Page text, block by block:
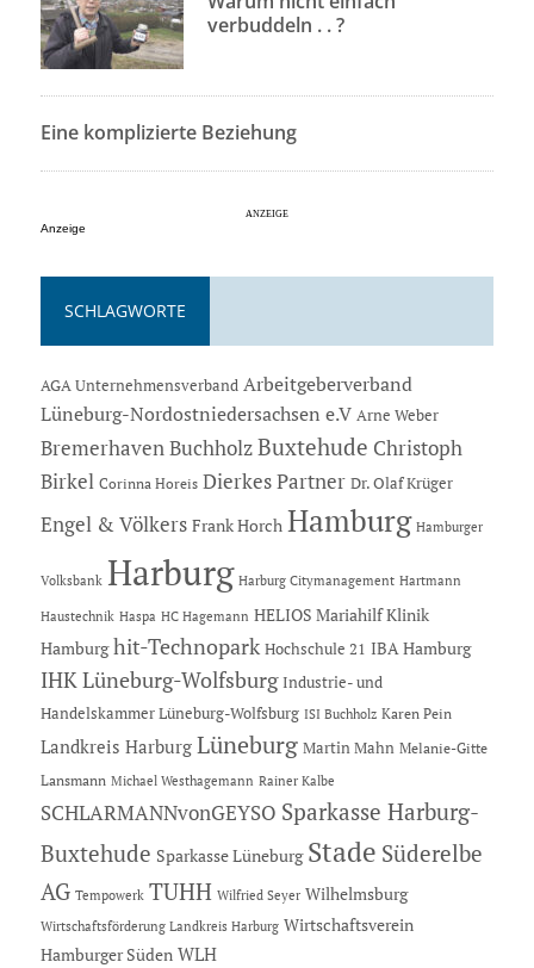
verbuddeln . . ?
Eine komplizierte Beziehung
Anzeige
SCHLAGWORTE
AGA Unternehmensverband Arbeitgeberverband
Lüneburg-Nordostniedersachsen e.V Arne Weber
Bremerhaven Buchholz Buxtehude Christoph
Birkel Corinna Horeis Dierkes Partner Dr. Olaf Krüger
Engel & Völkers Frank Horch Hamburg Hamburger
Volksbank Harburg Harburg Citymanagement Hartmann
Haustechnik Haspa HC Hagemann HELIOS Mariahilf Klinik
Hamburg hit-Technopark Hochschule 21 IBA Hamburg
IHK Lüneburg-Wolfsburg Industrie- und
Handelskammer Lüneburg-Wolfsburg ISI Buchholz Karen Pein
Landkreis Harburg Lüneburg Martin Mahn Melanie-Gitte
Lansmann Michael Westhagemann Rainer Kalbe
SCHLARMANNvonGEYSO Sparkasse Harburg-
Buxtehude Sparkasse Lüneburg Stade Süderelbe
AG Tempowerk TUHH Wilfried Seyer Wilhelmsburg
Wirtschaftsförderung Landkreis Harburg Wirtschaftsverein
Hamburger Süden WLH